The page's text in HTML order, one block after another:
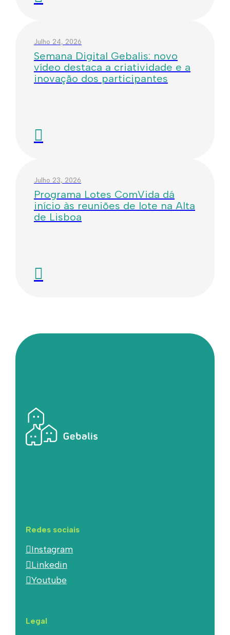
Julho 24, 2026
Semana Digital Gebalis: novo
vídeo destaca a criatividade e a
inovação dos participantes
Julho 23, 2026
Programa Lotes ComVida dá
início às reuniões de lote na Alta
de Lisboa
Redes sociais
Instagram
Linkedin
Youtube
Legal